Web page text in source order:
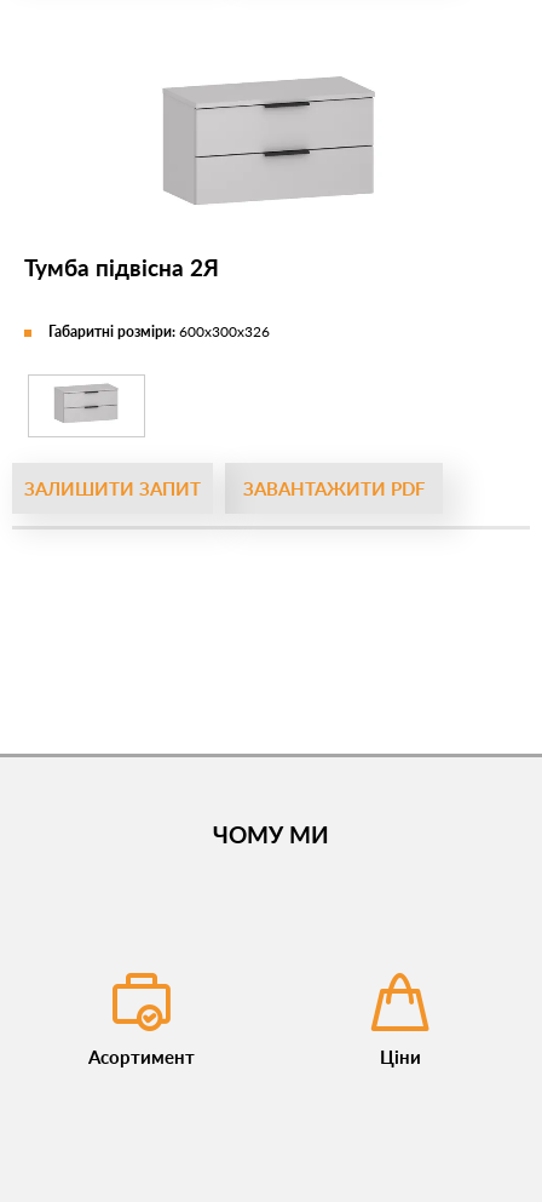
Тумба підвісна 2Я
ЗАЛИШИТИ ЗАПИТ ЗАВАНТАЖИТИ PDF
Габаритні розміри: 600х300х326
ЧОМУ МИ
Асортимент Ціни